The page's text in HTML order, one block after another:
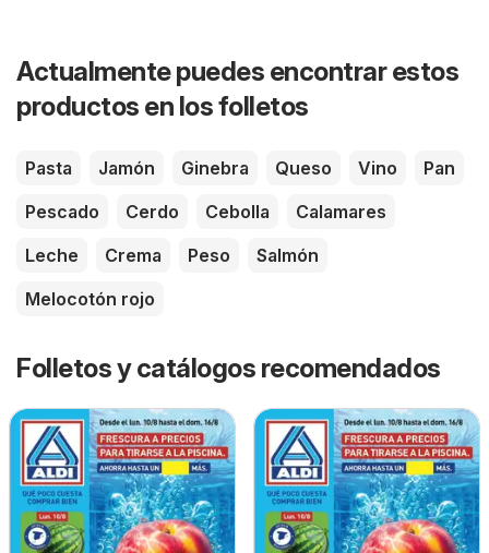
Actualmente puedes encontrar estos
productos en los folletos
Pasta Jamón Ginebra Queso Vino
Pan
Pescado
Cerdo Cebolla
Calamares
Leche
Crema Peso
Salmón
Melocotón rojo
Folletos y catálogos recomendados